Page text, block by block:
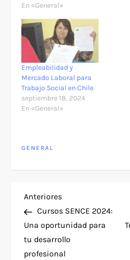
En «General»
Empleabilidad y
Mercado Laboral para
Trabajo Social en Chile
septiembre 18, 2024
En «General»
GENERAL
N
a
v
Entrada
anterior
Anteriores
Cursos SENCE 2024:
Una oportunidad para
tu desarrollo
profesional